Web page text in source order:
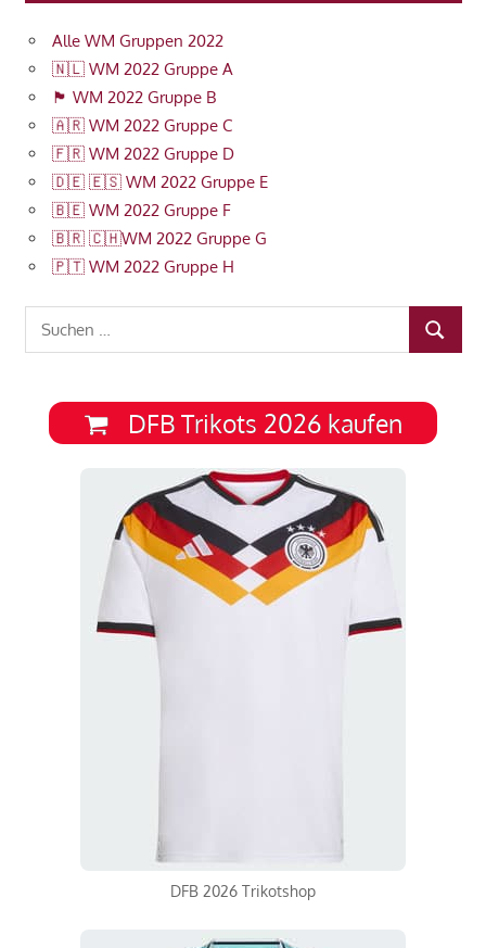
Alle WM Gruppen 2022
🇳🇱 WM 2022 Gruppe A
🏴󠁧󠁢󠁥󠁮󠁧󠁿 WM 2022 Gruppe B
🇦🇷 WM 2022 Gruppe C
🇫🇷 WM 2022 Gruppe D
🇩🇪 🇪🇸 WM 2022 Gruppe E
🇧🇪 WM 2022 Gruppe F
🇧🇷 🇨🇭WM 2022 Gruppe G
🇵🇹 WM 2022 Gruppe H
Suchen
nach:
SUCHEN
DFB Trikots 2026 kaufen
DFB 2026 Trikotshop